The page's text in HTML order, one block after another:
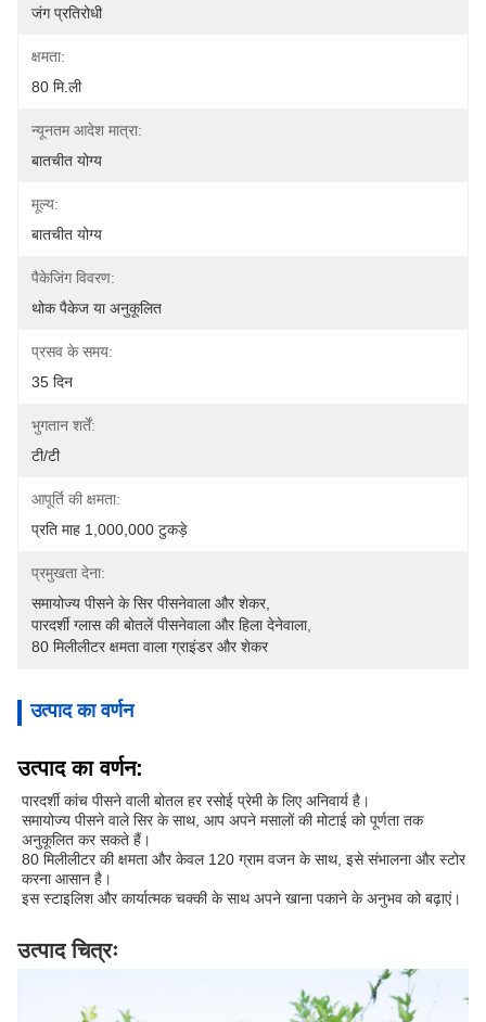
जंग प्रतिरोधी
क्षमता:
80 मि.ली
न्यूनतम आदेश मात्रा:
बातचीत योग्य
मूल्य:
बातचीत योग्य
पैकेजिंग विवरण:
थोक पैकेज या अनुकूलित
प्रसव के समय:
35 दिन
भुगतान शर्तें:
टी/टी
आपूर्ति की क्षमता:
प्रति माह 1,000,000 टुकड़े
प्रमुखता देना:
समायोज्य पीसने के सिर पीसनेवाला और शेकर,
पारदर्शी ग्लास की बोतलें पीसनेवाला और हिला देनेवाला,
80 मिलीलीटर क्षमता वाला ग्राइंडर और शेकर
उत्पाद का वर्णन
उत्पाद का वर्णन:
पारदर्शी कांच पीसने वाली बोतल हर रसोई प्रेमी के लिए अनिवार्य है।
समायोज्य पीसने वाले सिर के साथ, आप अपने मसालों की मोटाई को पूर्णता तक
अनुकूलित कर सकते हैं।
80 मिलीलीटर की क्षमता और केवल 120 ग्राम वजन के साथ, इसे संभालना और स्टोर
करना आसान है।
इस स्टाइलिश और कार्यात्मक चक्की के साथ अपने खाना पकाने के अनुभव को बढ़ाएं।
उत्पाद चित्रः